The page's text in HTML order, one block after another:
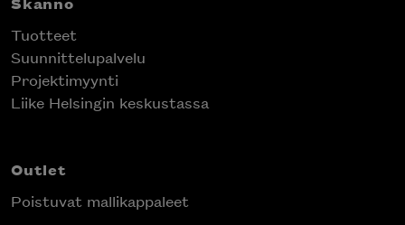
Tuotteet
Suunnittelupalvelu
Projektimyynti
Liike Helsingin keskustassa
Outlet
Poistuvat mallikappaleet